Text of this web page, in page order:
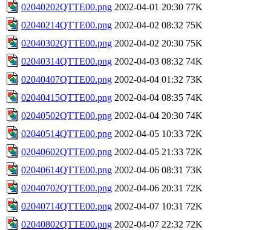
02040202QTTE00.png 2002-04-01 20:30 77K
02040214QTTE00.png 2002-04-02 08:32 75K
02040302QTTE00.png 2002-04-02 20:30 75K
02040314QTTE00.png 2002-04-03 08:32 74K
02040407QTTE00.png 2002-04-04 01:32 73K
02040415QTTE00.png 2002-04-04 08:35 74K
02040502QTTE00.png 2002-04-04 20:30 74K
02040514QTTE00.png 2002-04-05 10:33 72K
02040602QTTE00.png 2002-04-05 21:33 72K
02040614QTTE00.png 2002-04-06 08:31 73K
02040702QTTE00.png 2002-04-06 20:31 72K
02040714QTTE00.png 2002-04-07 10:31 72K
02040802QTTE00.png 2002-04-07 22:32 72K